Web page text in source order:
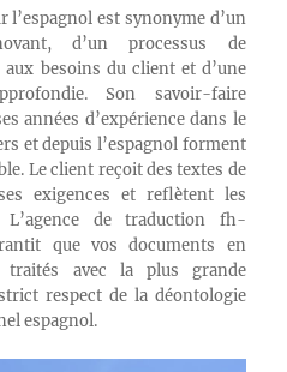
l’espagnol est synonyme d’un
d’un processus de
besoins du client et d’une
Son savoir-faire
années d’expérience dans le
et depuis l’espagnol forment
Le client reçoit des textes de
exigences et reflètent les
L’agence de traduction fh-
que vos documents en
traités avec la plus grande
respect de la déontologie
espagnol.